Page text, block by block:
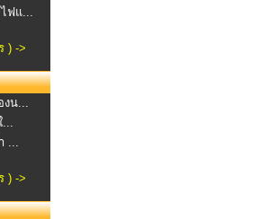
ฟแ...
) ->
งน...
...
...
) ->